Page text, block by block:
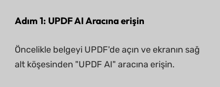
Adım 1: UPDF AI Aracına erişin
Öncelikle belgeyi UPDF'de açın ve ekranın sağ
alt köşesinden "UPDF AI" aracına erişin.